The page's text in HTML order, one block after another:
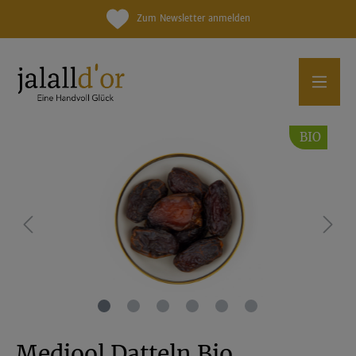
Zum Newsletter anmelden
BIO